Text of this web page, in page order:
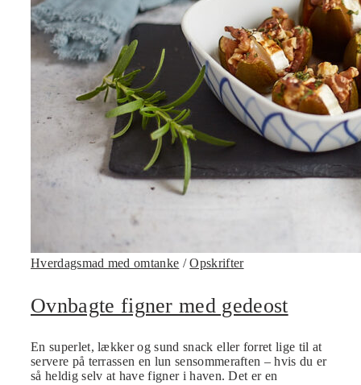
Hverdagsmad med omtanke /Opskrifter
Ovnbagte figner med gedeost
En superlet, lækker og sund snack eller forret lige til at
servere på terrassen en lun sensommeraften – hvis du er
så heldig selv at have figner i haven. Det er en